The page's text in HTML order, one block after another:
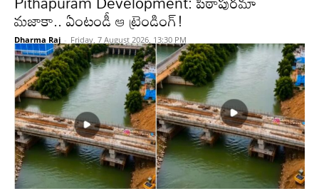
మజాకా.. ఏంటండీ ఆ ట్రెండింగ్!
Dharma Raj - Friday, 7 August 2026, 13:30 PM